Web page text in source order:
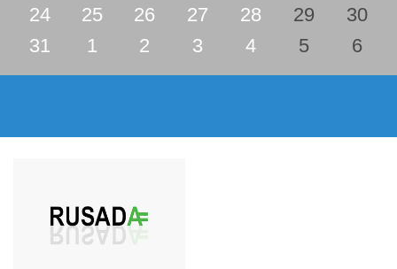
24
25 26 27 28 29
30
31
1 2 3 4 5 6